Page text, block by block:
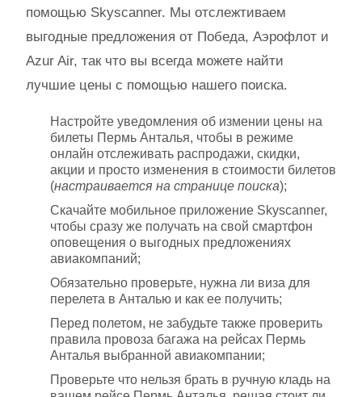
помощью Skyscanner. Мы отслежтиваем
выгодные предложения от Победа, Аэрофлот и
Azur Air, так что вы всегда можете найти
лучшие цены с помощью нашего поиска.
Настройте уведомления об измении цены на
билеты Пермь Анталья, чтобы в режиме
онлайн отслеживать распродажи, скидки,
акции и просто изменения в стоимости билетов
(настраивается на странице поиска);
Скачайте мобильное приложение Skyscanner,
чтобы сразу же получать на свой смартфон
оповещения о выгодных предложениях
авиакомпаний;
Обязательно проверьте, нужна ли виза для
перелета в Анталью и как ее получить;
Перед полетом, не забудьте также проверить
правила провоза багажа на рейсах Пермь
Анталья выбранной авиакомпании;
Проверьте что нельзя брать в ручную кладь на